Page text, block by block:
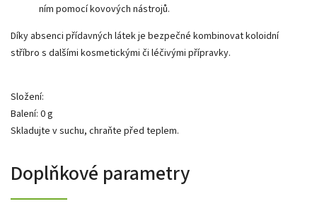
ním pomocí kovových nástrojů.
Díky absenci přídavných látek je bezpečné kombinovat koloidní
stříbro s dalšími kosmetickými či léčivými přípravky.
Složení:
Balení: 0 g
Skladujte v suchu, chraňte před teplem.
Doplňkové parametry